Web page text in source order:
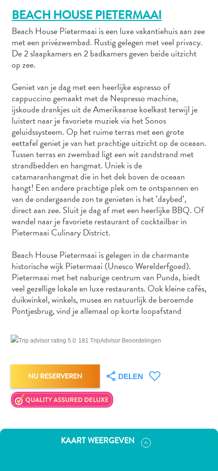
Autoverhuur
Bezienswaardigheden
Diversen
en
snorkelplekken
Duikoperators
Eten
en
drinken
Kunst
cultuur
Landactiviteiten
Musea
Nachtleven
en
Natuur
en
parken
Sauna
en
wellness
en
Stranden
Taxidiensten
Tours
Wateractiviteiten
Waar
BEACH HOUSE PIETERMAAI
Beach House Pietermaai is een luxe vakantiehuis aan zee
met een privézwembad. Rustig gelegen met veel privacy.
De 2 slaapkamers en 2 badkamers geven beide uitzicht
op zee.
Geniet van je dag met een heerlijke espresso of
cappuccino gemaakt met de Nespresso machine,
ijskoude drankjes uit de Amerikaanse koelkast terwijl je
luistert naar je favoriete muziek via het Sonos
geluidssysteem. Op het ruime terras met een grote
eettafel geniet je van het prachtige uitzicht op de oceaan.
Tussen terras en zwembad ligt een wit zandstrand met
strandbedden en hangmat. Uniek is de
catamaranhangmat die in het dek boven de oceaan
hangt! Een andere prachtige plek om te ontspannen en
van de ondergaande zon te genieten is het ’daybed’,
direct aan zee. Sluit je dag af met een heerlijke BBQ. Of
wandel naar je favoriete restaurant of cocktailbar in
Pietermaai Culinary District.
Beach House Pietermaai is gelegen in de charmante
historische wijk Pietermaai (Unesco Werelderfgoed).
Pietermaai met het naburige centrum van Punda, biedt
veel gezellige lokale en luxe restaurants. Ook kleine cafés,
duikwinkel, winkels, musea en natuurlijk de beroemde
Pontjesbrug, vind je allemaal op korte loopafstand
181 TripAdvisor Beoordelingen
NU RESERVEREN DELEN
KAART WEERGEVEN